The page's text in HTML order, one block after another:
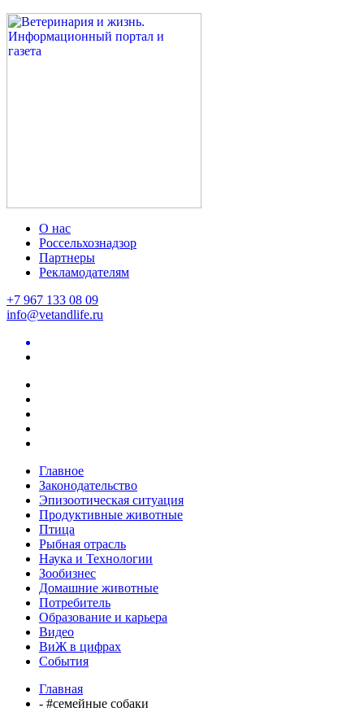
О нас
Россельхознадзор
Партнеры
Рекламодателям
+7 967 133 08 09
info@vetandlife.ru
Главное
Законодательство
Эпизоотическая ситуация
Продуктивные животные
Птица
Рыбная отрасль
Наука и Технологии
Зообизнес
Домашние животные
Потребитель
Образование и карьера
Видео
ВиЖ в цифрах
События
Главная
- #семейные собаки